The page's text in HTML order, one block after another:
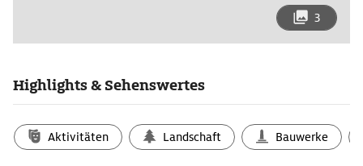
3
Highlights & Sehenswertes
Aktivitäten Landschaft Bauwerke